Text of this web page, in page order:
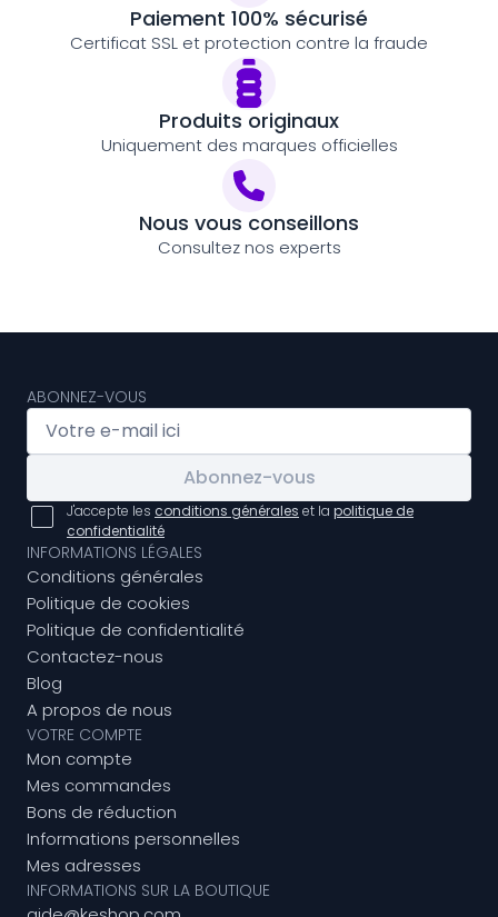
Paiement 100% sécurisé
Certificat SSL et protection contre la fraude
Produits originaux
Uniquement des marques officielles
Nous vous conseillons
Consultez nos experts
ABONNEZ-VOUS
Abonnez-vous
J'accepte les conditions générales et la politique de
confidentialité
INFORMATIONS LÉGALES
Conditions générales
Politique de cookies
Politique de confidentialité
Contactez-nous
Blog
A propos de nous
VOTRE COMPTE
Mon compte
Mes commandes
Bons de réduction
Informations personnelles
Mes adresses
INFORMATIONS SUR LA BOUTIQUE